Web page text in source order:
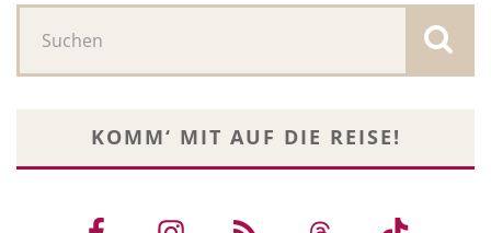
KOMM‘ MIT AUF DIE REISE!